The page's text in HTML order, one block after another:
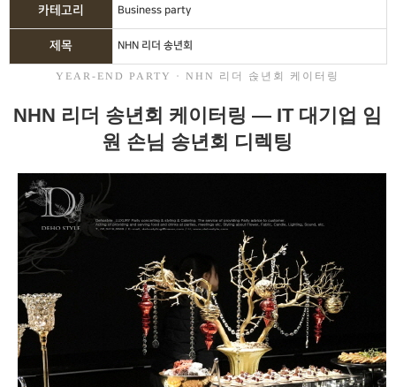
카테고리 Business party
제목 NHN 리더 송년회
YEAR-END PARTY · NHN 리더 솑년회 케이터링
NHN 리더 송년회 케이터링 — IT 대기업 임
원 손님 송년회 디렉팅